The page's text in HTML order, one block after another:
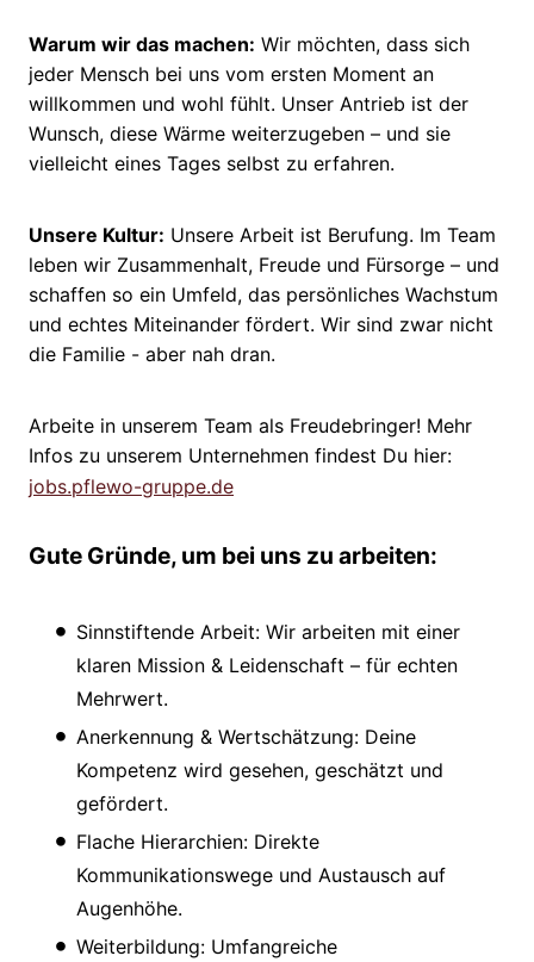
Warum wir das machen: Wir möchten, dass sich
jeder Mensch bei uns vom ersten Moment an
willkommen und wohl fühlt. Unser Antrieb ist der
Wunsch, diese Wärme weiterzugeben – und sie
vielleicht eines Tages selbst zu erfahren.
Unsere Kultur: Unsere Arbeit ist Berufung. Im Team
leben wir Zusammenhalt, Freude und Fürsorge – und
schaffen so ein Umfeld, das persönliches Wachstum
und echtes Miteinander fördert. Wir sind zwar nicht
die Familie - aber nah dran.
Arbeite in unserem Team als Freudebringer! Mehr
Infos zu unserem Unternehmen findest Du hier:
jobs.pflewo-gruppe.de
Gute Gründe, um bei uns zu arbeiten:
Sinnstiftende Arbeit: Wir arbeiten mit einer
klaren Mission & Leidenschaft – für echten
Mehrwert.
Anerkennung & Wertschätzung: Deine
Kompetenz wird gesehen, geschätzt und
gefördert.
Flache Hierarchien: Direkte
Kommunikationswege und Austausch auf
Augenhöhe.
Weiterbildung: Umfangreiche